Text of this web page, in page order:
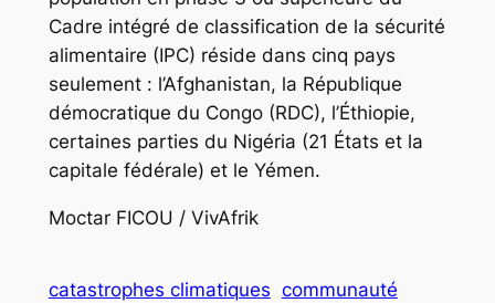
Cadre intégré de classification de la sécurité
alimentaire (IPC) réside dans cinq pays
seulement : l’Afghanistan, la République
démocratique du Congo (RDC), l’Éthiopie,
certaines parties du Nigéria (21 États et la
capitale fédérale) et le Yémen.
Moctar FICOU / VivAfrik
catastrophes climatiques communauté